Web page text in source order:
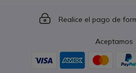
Icon
Realice el pago de
Aceptamos